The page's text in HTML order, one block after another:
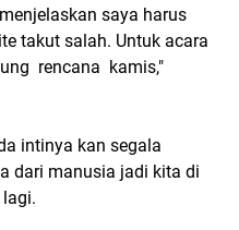
saya harus
takut salah. Untuk acara
rencana kamis,"
intinya kan segala
dari manusia jadi kita di